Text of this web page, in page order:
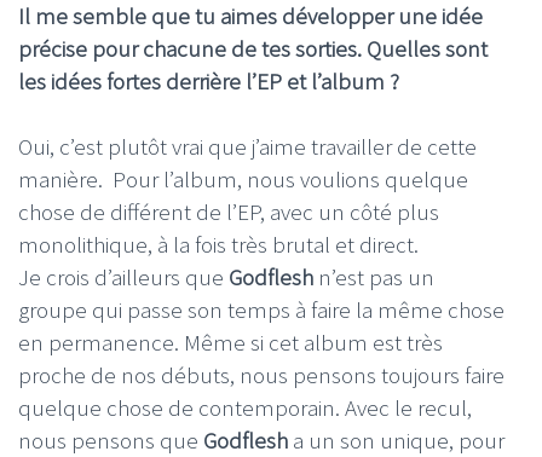
Il me semble que tu aimes développer une idée
précise pour chacune de tes sorties. Quelles sont
les idées fortes derrière l’EP et l’album ?
Oui, c’est plutôt vrai que j’aime travailler de cette
manière. Pour l’album, nous voulions quelque
chose de différent de l’EP, avec un côté plus
monolithique, à la fois très brutal et direct.
Je crois d’ailleurs que Godflesh n’est pas un
groupe qui passe son temps à faire la même chose
en permanence. Même si cet album est très
proche de nos débuts, nous pensons toujours faire
quelque chose de contemporain. Avec le recul,
nous pensons que Godflesh a un son unique, pour